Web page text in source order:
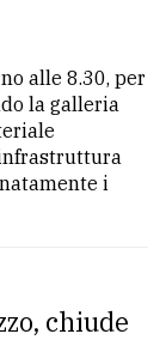
alle 8.30, per
la galleria
i
chiude